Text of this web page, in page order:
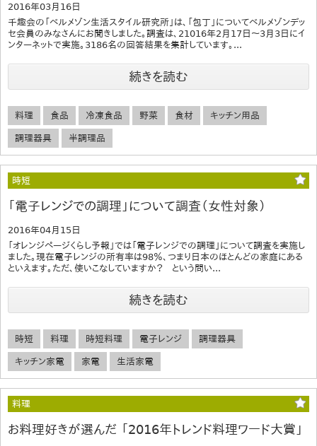
2016年03月16日
千趣会の「ベルメゾン生活スタイル研究所」は、「包丁」についてベルメゾンデッ
セ会員のみなさんにお聞きしました。調査は、21016年2月17日～3月3日にイ
ンターネットで実施。3186名の回答結果を集計しています。...
続きを読む
料理 食品 冷凍食品 野菜 食材 キッチン用品
調理器具 半調理品
時短
「電子レンジでの調理」について調査（女性対象）
2016年04月15日
「オレンジページくらし予報」では「電子レンジでの調理」について調査を実施し
ました。現在電子レンジの所有率は98％、つまり日本のほとんどの家庭にある
といえます。ただ、使いこなしていますか？ という問い...
続きを読む
時短 料理 時短料理 電子レンジ 調理器具
キッチン家電 家電 生活家電
料理
お料理好きが選んだ 「2016年トレンド料理ワード大賞」